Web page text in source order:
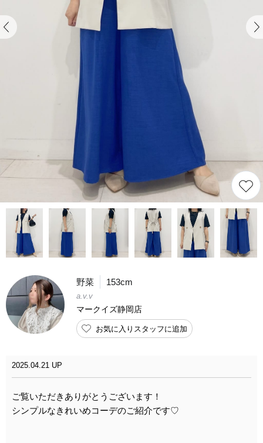
野菜 153cm
a.v.v
マークイズ静岡店
お気に入りスタッフに追加
2025.04.21 UP
ご覧いただきありがとうございます！
シンプルなきれいめコーデのご紹介です♡